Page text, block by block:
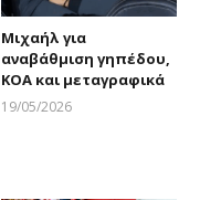
Μιχαήλ για
αναβάθμιση γηπέδου,
ΚΟΑ και μεταγραφικά
19/05/2026